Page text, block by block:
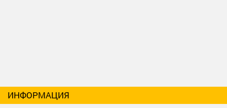
ИНФОРМАЦИЯ